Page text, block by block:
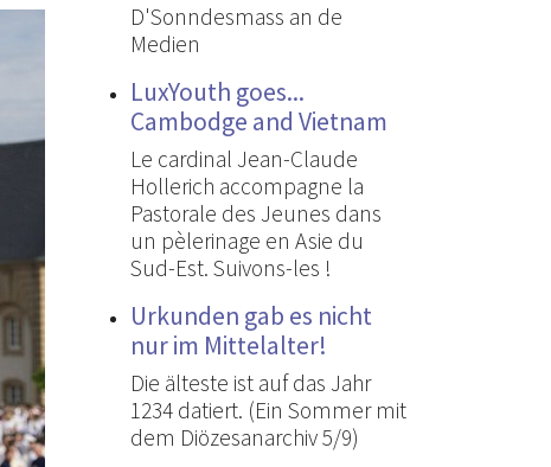
D'Sonndesmass an de
Medien
LuxYouth goes...
Cambodge and Vietnam
Le cardinal Jean-Claude
Hollerich accompagne la
Pastorale des Jeunes dans
un pèlerinage en Asie du
Sud-Est. Suivons-les !
Urkunden gab es nicht
nur im Mittelalter!
Die älteste ist auf das Jahr
1234 datiert. (Ein Sommer mit
dem Diözesanarchiv 5/9)